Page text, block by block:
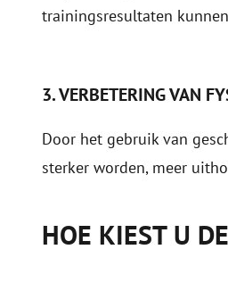
trainingsresultaten
3. VERBETERING VAN
Door het gebruik van
sterker worden, meer
HOE KIEST U